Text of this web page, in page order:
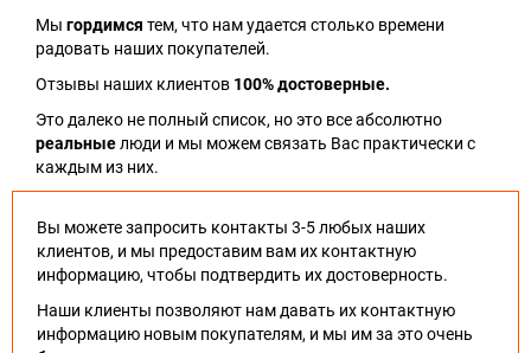
Мы гордимся тем, что нам удается столько времени
радовать наших покупателей.
Отзывы наших клиентов 100% достоверные.
Это далеко не полный список, но это все абсолютно
реальныелюди и мы можем связать Вас практически с
каждым из них.
Вы можете запросить контакты 3-5 любых наших
клиентов, и мы предоставим вам их контактную
информацию, чтобы подтвердить их достоверность.
Наши клиенты позволяют нам давать их контактную
информацию новым покупателям, и мы им за это очень